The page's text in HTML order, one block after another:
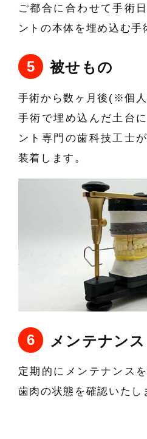
ご都合に合わせて手術
ントの本体を埋め込む手
被せもの
手術から数ヶ月後(※個
手術で埋め込んだ土台
ント専門の歯科技工士
装着します。
メンテナンス
定期的にメンテナンス
歯肉の状態を確認いたし